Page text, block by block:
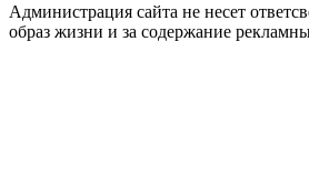
Администрация сайта не несет
образ жизни и за содержание